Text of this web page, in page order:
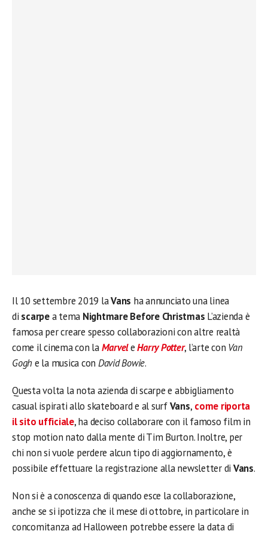
Il 10 settembre 2019 laVans ha annunciato una linea
di scarpea tema Nightmare Before Christmas L’azienda è
famosa per creare spesso collaborazioni con altre realtà
come il cinema con laMarveleHarry Potter, l’arte con Van
Gogh e la musica con David Bowie.
Questa volta la nota azienda di scarpe e abbigliamento
casual ispirati allo skateboard e al surfVans, come riporta
il sito ufficiale, ha deciso collaborare con il famoso film in
stop motion nato dalla mente di Tim Burton. Inoltre, per
chi non si vuole perdere alcun tipo di aggiornamento, è
possibile effettuare la registrazione alla newsletter di Vans.
Non si è a conoscenza di quando esce la collaborazione,
anche se si ipotizza che il mese di ottobre, in particolare in
concomitanza ad Halloween potrebbe essere la data di